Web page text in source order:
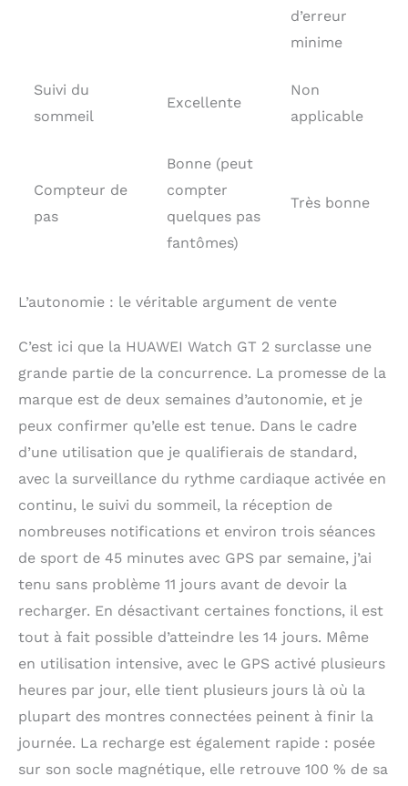
d’erreur
minime
Suivi du
sommeil
Excellente
Non
applicable
Compteur de
pas
Bonne (peut
compter
quelques pas
fantômes)
Très bonne
L’autonomie : le véritable argument de vente
C’est ici que la HUAWEI Watch GT 2 surclasse une
grande partie de la concurrence. La promesse de la
marque est de deux semaines d’autonomie, et je
peux confirmer qu’elle est tenue. Dans le cadre
d’une utilisation que je qualifierais de standard,
avec la surveillance du rythme cardiaque activée en
continu, le suivi du sommeil, la réception de
nombreuses notifications et environ trois séances
de sport de 45 minutes avec GPS par semaine, j’ai
tenu sans problème 11 jours avant de devoir la
recharger. En désactivant certaines fonctions, il est
tout à fait possible d’atteindre les 14 jours. Même
en utilisation intensive, avec le GPS activé plusieurs
heures par jour, elle tient plusieurs jours là où la
plupart des montres connectées peinent à finir la
journée. La recharge est également rapide : posée
sur son socle magnétique, elle retrouve 100 % de sa